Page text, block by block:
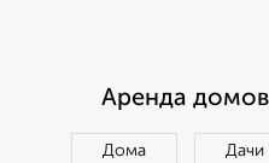
Аренда
Дома Дачи